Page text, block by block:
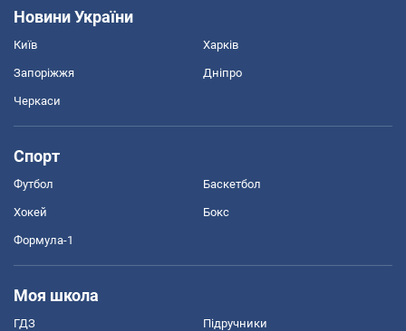
Новини України
Київ Харків
Запоріжжя Дніпро
Черкаси
Спорт
Футбол Баскетбол
Хокей Бокс
Формула-1
Моя школа
ГДЗ Підручники